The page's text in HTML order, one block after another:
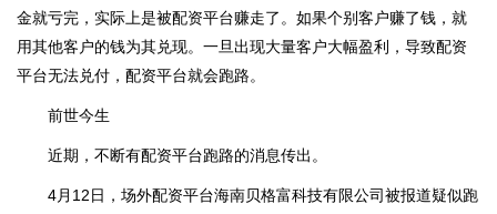
金就亏完，实际上是被配资平台赚走了。如果个别客户赚了钱，就
用其他客户的钱为其兑现。一旦出现大量客户大幅盈利，导致配资
平台无法兑付，配资平台就会跑路。
前世今生
近期，不断有配资平台跑路的消息传出。
4月12日，场外配资平台海南贝格富科技有限公司被报道疑似跑